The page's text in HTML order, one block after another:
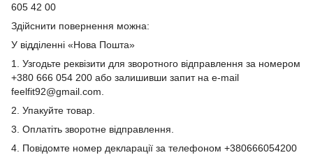
605 42 00
Здійснити повернення можна:
У відділенні «Нова Пошта»
1. Узгодьте реквізити для зворотного відправлення за номером
+380 666 054 200 або залишивши запит на e-mail
feelfit92@gmail.com.
2. Упакуйте товар.
3. Оплатіть зворотне відправлення.
4. Повідомте номер декларації за телефоном +380666054200